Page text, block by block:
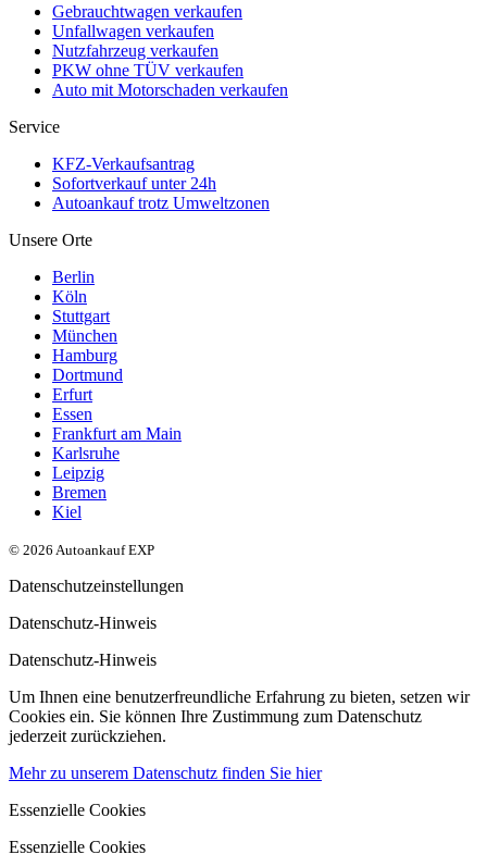
Gebrauchtwagen verkaufen
Unfallwagen verkaufen
Nutzfahrzeug verkaufen
PKW ohne TÜV verkaufen
Auto mit Motorschaden verkaufen
Service
KFZ-Verkaufsantrag
Sofortverkauf unter 24h
Autoankauf trotz Umweltzonen
Unsere Orte
Berlin
Köln
Stuttgart
München
Hamburg
Dortmund
Erfurt
Essen
Frankfurt am Main
Karlsruhe
Leipzig
Bremen
Kiel
© 2026 Autoankauf EXP
Datenschutzeinstellungen
Datenschutz-Hinweis
Datenschutz-Hinweis
Um Ihnen eine benutzerfreundliche Erfahrung zu bieten, setzen wir
Cookies ein. Sie können Ihre Zustimmung zum Datenschutz
jederzeit zurückziehen.
Mehr zu unserem Datenschutz finden Sie hier
Essenzielle Cookies
Essenzielle Cookies